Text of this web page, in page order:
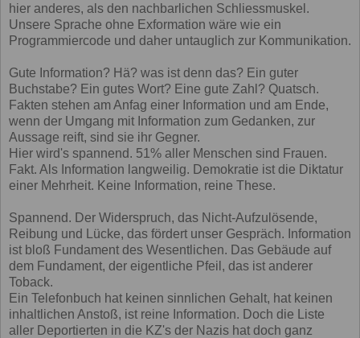
hier anderes, als den nachbarlichen Schliessmuskel.
Unsere Sprache ohne Exformation wäre wie ein
Programmiercode und daher untauglich zur Kommunikation.
Gute Information? Hä? was ist denn das? Ein guter
Buchstabe? Ein gutes Wort? Eine gute Zahl? Quatsch.
Fakten stehen am Anfag einer Information und am Ende,
wenn der Umgang mit Information zum Gedanken, zur
Aussage reift, sind sie ihr Gegner.
Hier wird's spannend. 51% aller Menschen sind Frauen.
Fakt. Als Information langweilig. Demokratie ist die Diktatur
einer Mehrheit. Keine Information, reine These.
Spannend. Der Widerspruch, das Nicht-Aufzulösende,
Reibung und Lücke, das fördert unser Gespräch. Information
ist bloß Fundament des Wesentlichen. Das Gebäude auf
dem Fundament, der eigentliche Pfeil, das ist anderer
Toback.
Ein Telefonbuch hat keinen sinnlichen Gehalt, hat keinen
inhaltlichen Anstoß, ist reine Information. Doch die Liste
aller Deportierten in die KZ's der Nazis hat doch ganz